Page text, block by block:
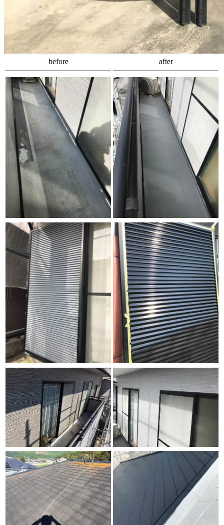
before after